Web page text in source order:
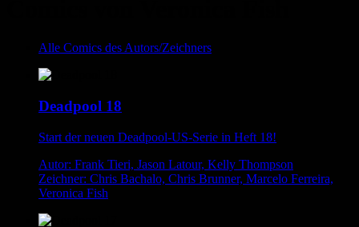
Alle Comics des Autors/Zeichners
Deadpool 18
Start der neuen Deadpool-US-Serie in Heft 18!
Autor: Frank Tieri, Jason Latour, Kelly Thompson
Zeichner: Chris Bachalo, Chris Brunner, Marcelo Ferreira,
Veronica Fish